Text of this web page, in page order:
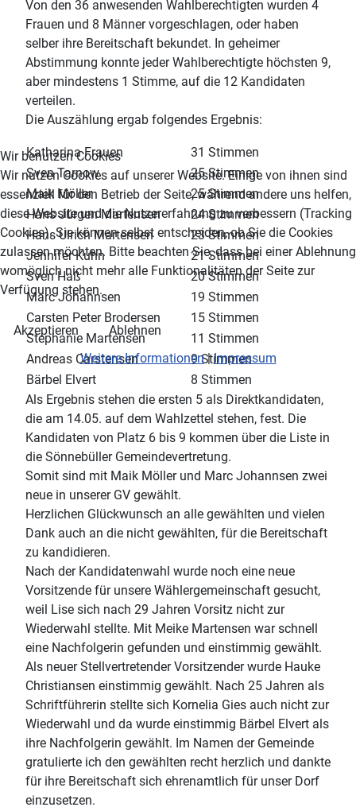
Von den 36 anwesenden Wahlberechtigten wurden 4
Frauen und 8 Männer vorgeschlagen, oder haben
selber ihre Bereitschaft bekundet. In geheimer
Abstimmung konnte jeder Wahlberechtigte höchsten 9,
aber mindestens 1 Stimme, auf die 12 Kandidaten
verteilen.
Die Auszählung ergab folgendes Ergebnis:
Katharina Frauen
31 Stimmen
Sven Tarnow
25 Stimmen
Maik Möller
25 Stimmen
Hans Jürgen Martensen
24 Stimmen
Hans Ulrich Martensen
23 Stimmen
Jennifer Kuhn
21 Stimmen
Sven Haß
20 Stimmen
Marc Johannsen
19 Stimmen
Carsten Peter Brodersen
15 Stimmen
Stephanie Martensen
11 Stimmen
Andreas Carstensen
9 Stimmen
Bärbel Elvert
8 Stimmen
Als Ergebnis stehen die ersten 5 als Direktkandidaten,
die am 14.05. auf dem Wahlzettel stehen, fest. Die
Kandidaten von Platz 6 bis 9 kommen über die Liste in
die Sönnebüller Gemeindevertretung.
Somit sind mit Maik Möller und Marc Johannsen zwei
neue in unserer GV gewählt.
Herzlichen Glückwunsch an alle gewählten und vielen
Dank auch an die nicht gewählten, für die Bereitschaft
zu kandidieren.
Nach der Kandidatenwahl wurde noch eine neue
Vorsitzende für unsere Wählergemeinschaft gesucht,
weil Lise sich nach 29 Jahren Vorsitz nicht zur
Wiederwahl stellte. Mit Meike Martensen war schnell
eine Nachfolgerin gefunden und einstimmig gewählt.
Als neuer Stellvertretender Vorsitzender wurde Hauke
Christiansen einstimmig gewählt. Nach 25 Jahren als
Schriftführerin stellte sich Kornelia Gies auch nicht zur
Wiederwahl und da wurde einstimmig Bärbel Elvert als
ihre Nachfolgerin gewählt. Im Namen der Gemeinde
gratulierte ich den gewählten recht herzlich und dankte
für ihre Bereitschaft sich ehrenamtlich für unser Dorf
einzusetzen.
Wir benutzen Cookies
Wir nutzen Cookies auf unserer Website. Einige von ihnen sind
essenziell für den Betrieb der Seite, während andere uns helfen,
diese Website und die Nutzererfahrung zu verbessern (Tracking
Cookies). Sie können selbst entscheiden, ob Sie die Cookies
zulassen möchten. Bitte beachten Sie, dass bei einer Ablehnung
womöglich nicht mehr alle Funktionalitäten der Seite zur
Verfügung stehen.
Akzeptieren
Ablehnen
Weitere Informationen|Impressum